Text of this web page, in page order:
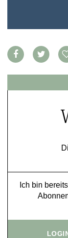
APPS
VIDEOS
NEWS
PORTRAITS
Ich bin